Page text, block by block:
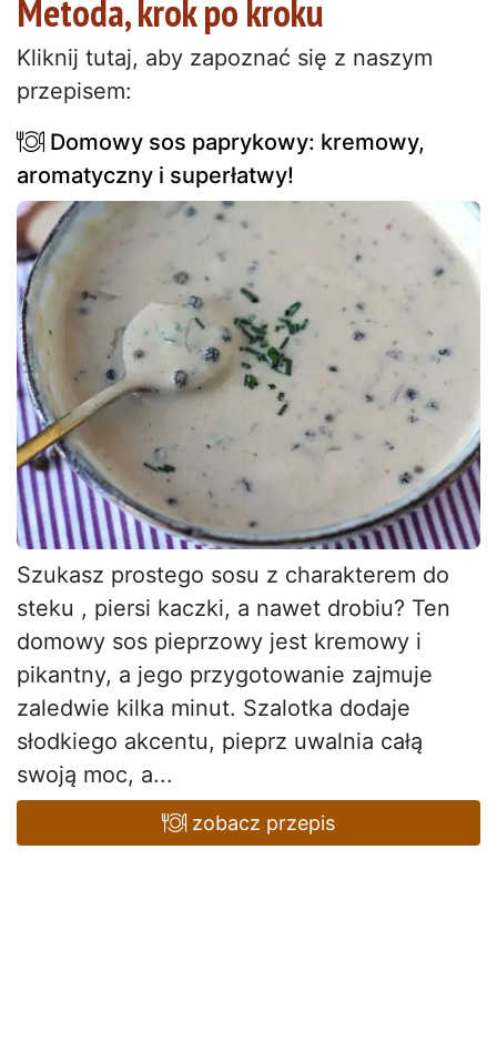
Metoda, krok po kroku
Kliknij tutaj, aby zapoznać się z naszym
przepisem:
Domowy sos paprykowy: kremowy,
aromatyczny i superłatwy!
Szukasz prostego sosu z charakterem do
steku , piersi kaczki, a nawet drobiu? Ten
domowy sos pieprzowy jest kremowy i
pikantny, a jego przygotowanie zajmuje
zaledwie kilka minut. Szalotka dodaje
słodkiego akcentu, pieprz uwalnia całą
swoją moc, a...
zobacz przepis